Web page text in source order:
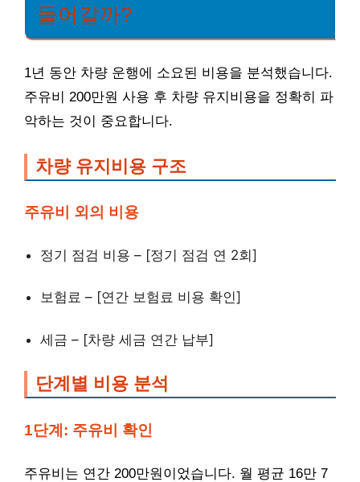
들어갈까?
1년 동안 차량 운행에 소요된 비용을 분석했습니다.
주유비 200만원 사용 후 차량 유지비용을 정확히 파
악하는 것이 중요합니다.
차량 유지비용 구조
주유비 외의 비용
정기 점검 비용 – [정기 점검 연 2회]
보험료 – [연간 보험료 비용 확인]
세금 – [차량 세금 연간 납부]
단계별 비용 분석
1단계: 주유비 확인
주유비는 연간 200만원이었습니다. 월 평균 16만 7